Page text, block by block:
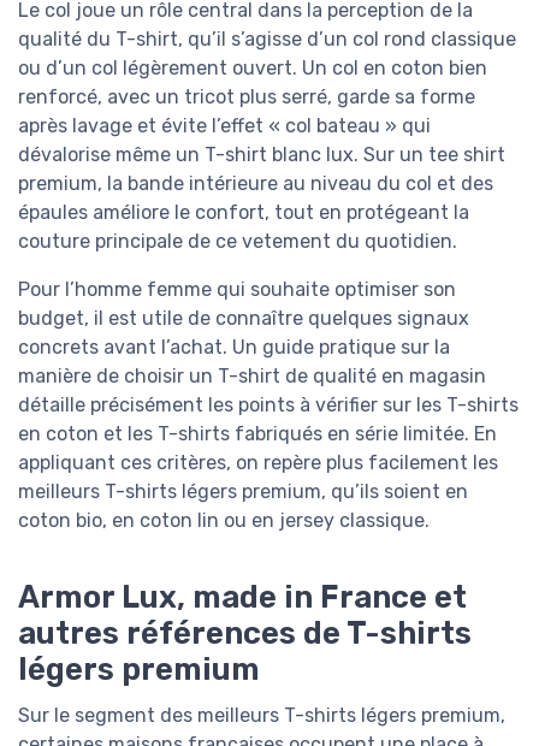
Le col joue un rôle central dans la perception de la
qualité du T-shirt, qu’il s’agisse d’un col rond classique
ou d’un col légèrement ouvert. Un col en coton bien
renforcé, avec un tricot plus serré, garde sa forme
après lavage et évite l’effet « col bateau » qui
dévalorise même un T-shirt blanc lux. Sur un tee shirt
premium, la bande intérieure au niveau du col et des
épaules améliore le confort, tout en protégeant la
couture principale de ce vetement du quotidien.
Pour l’homme femme qui souhaite optimiser son
budget, il est utile de connaître quelques signaux
concrets avant l’achat. Un guide pratique sur la
manière de choisir un T-shirt de qualité en magasin
détaille précisément les points à vérifier sur les T-shirts
en coton et les T-shirts fabriqués en série limitée. En
appliquant ces critères, on repère plus facilement les
meilleurs T-shirts légers premium, qu’ils soient en
coton bio, en coton lin ou en jersey classique.
Armor Lux, made in France et
autres références de T-shirts
légers premium
Sur le segment des meilleurs T-shirts légers premium,